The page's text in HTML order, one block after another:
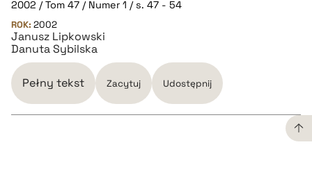
2002 / Tom 47 / Numer 1 / s. 47 - 54
ROK: 2002
Janusz Lipkowski
Danuta Sybilska
Pełny tekst Zacytuj Udostępnij